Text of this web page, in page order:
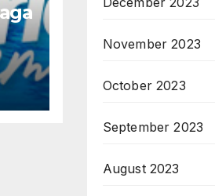
November 2023
October 2023
September 2023
August 2023